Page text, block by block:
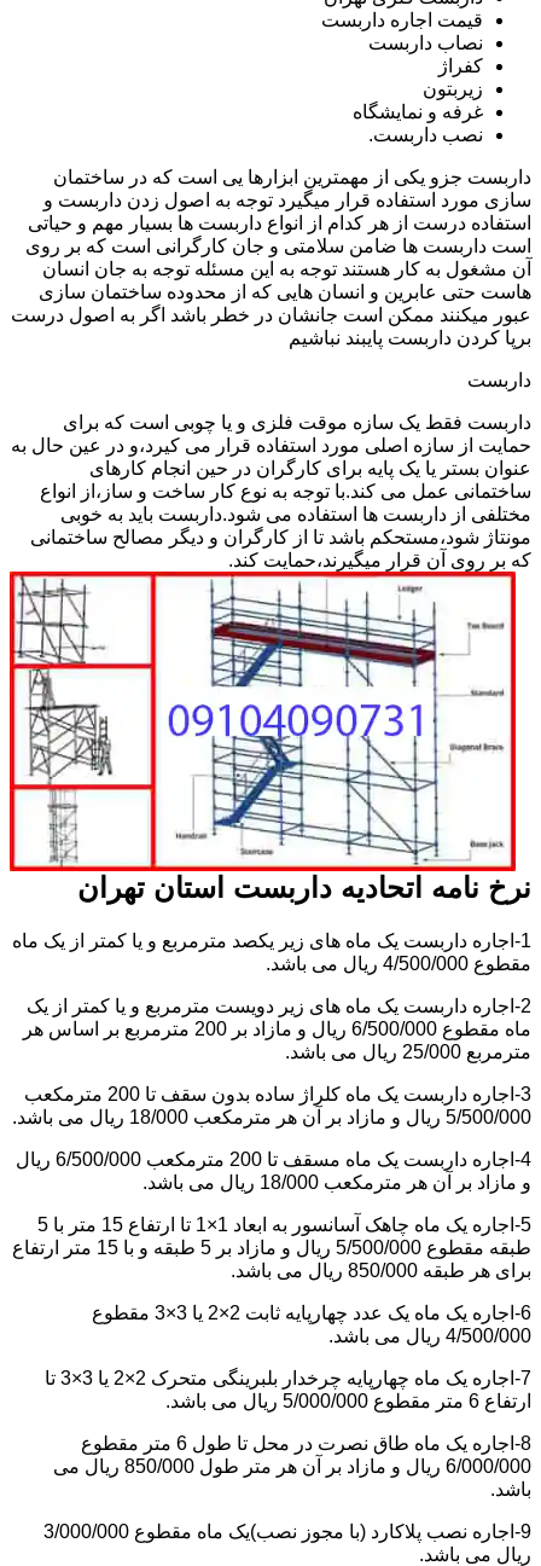
قیمت اجاره داربست
نصاب داربست
کفراژ
زیربتون
غرفه و نمایشگاه
نصب داربست.
داربست جزو یکی از مهمترین ابزارها یی است که در ساختمان
سازی مورد استفاده قرار میگیرد توجه به اصول زدن داربست و
استفاده درست از هر کدام از انواع داربست ها بسیار مهم و حیاتی
است داربست ها ضامن سلامتی و جان کارگرانی است که بر روی
آن مشغول به کار هستند توجه به این مسئله توجه به جان انسان
هاست حتی عابرین و انسان هایی که از محدوده ساختمان سازی
عبور میکنند ممکن است جانشان در خطر باشد اگر به اصول درست
برپا کردن داربست پایبند نباشیم
داربست
داربست فقط یک سازه موقت فلزی و یا چوبی است که برای
حمایت از سازه اصلی مورد استفاده قرار می کیرد،و در عین حال به
عنوان بستر یا یک پایه برای کارگران در حین انجام کارهای
ساختمانی عمل می کند.با توجه به نوع کار ساخت و ساز،از انواع
مختلفی از داربست ها استفاده می شود.داربست باید به خوبی
مونتاژ شود،مستحکم باشد تا از کارگران و دیگر مصالح ساختمانی
که بر روی آن قرار میگیرند،حمایت کند.
نرخ نامه اتحادیه داربست استان تهران
1-اجاره داربست یک ماه های زیر یکصد مترمربع و یا کمتر از یک ماه
مقطوع 4/500/000 ریال می باشد.
2-اجاره داربست یک ماه های زیر دویست مترمربع و یا کمتر از یک
ماه مقطوع 6/500/000 ریال و مازاد بر 200 مترمربع بر اساس هر
مترمربع 25/000 ریال می باشد.
3-اجاره داربست یک ماه کلراژ ساده بدون سقف تا 200 مترمکعب
5/500/000 ریال و مازاد بر آن هر مترمکعب 18/000 ریال می باشد.
4-اجاره داربست یک ماه مسقف تا 200 مترمکعب 6/500/000 ریال
و مازاد بر آن هر مترمکعب 18/000 ریال می باشد.
5-اجاره یک ماه چاهک آسانسور به ابعاد 1×1 تا ارتفاع 15 متر با 5
طبقه مقطوع 5/500/000 ریال و مازاد بر 5 طبقه و با 15 متر ارتفاع
برای هر طبقه 850/000 ریال می باشد.
6-اجاره یک ماه یک عدد چهارپایه ثابت 2×2 یا 3×3 مقطوع
4/500/000 ریال می باشد.
7-اجاره یک ماه چهارپایه چرخدار بلبرینگی متحرک 2×2 یا 3×3 تا
ارتفاع 6 متر مقطوع 5/000/000 ریال می باشد.
8-اجاره یک ماه طاق نصرت در محل تا طول 6 متر مقطوع
6/000/000 ریال و مازاد بر آن هر متر طول 850/000 ریال می
باشد.
9-اجاره نصب پلاکارد (با مجوز نصب)یک ماه مقطوع 3/000/000
ریال می باشد.